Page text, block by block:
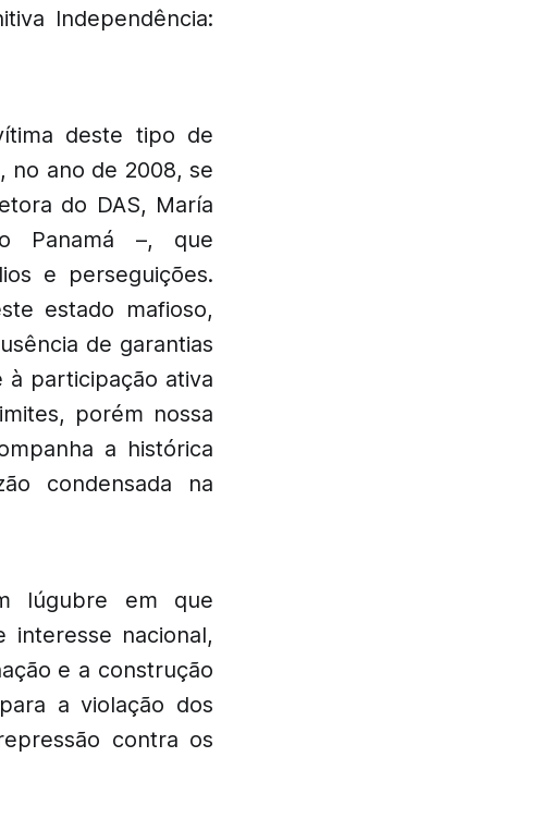
Independência:
deste tipo de
no ano de 2008, se
do DAS, María
Panamá –, que
e perseguições.
estado mafioso,
de garantias
participação ativa
porém nossa
a histórica
condensada na
lúgubre em que
nacional,
e a construção
a violação dos
contra os